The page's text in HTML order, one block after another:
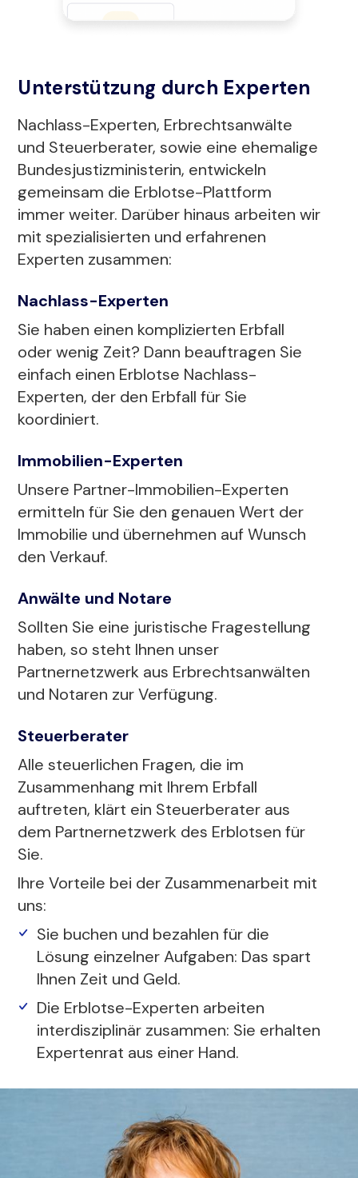
Unterstützung durch Experten
Nachlass-Experten, Erbrechtsanwälte
und Steuerberater, sowie eine ehemalige
Bundesjustizministerin, entwickeln
gemeinsam die Erblotse-Plattform
immer weiter. Darüber hinaus arbeiten wir
mit spezialisierten und erfahrenen
Experten zusammen:
Nachlass-Experten
Sie haben einen komplizierten Erbfall
oder wenig Zeit? Dann beauftragen Sie
einfach einen Erblotse Nachlass-
Experten, der den Erbfall für Sie
koordiniert.
Immobilien-Experten
Unsere Partner-Immobilien-Experten
ermitteln für Sie den genauen Wert der
Immobilie und übernehmen auf Wunsch
den Verkauf.
Anwälte und Notare
Sollten Sie eine juristische Fragestellung
haben, so steht Ihnen unser
Partnernetzwerk aus Erbrechtsanwälten
und Notaren zur Verfügung.
Steuerberater
Alle steuerlichen Fragen, die im
Zusammenhang mit Ihrem Erbfall
auftreten, klärt ein Steuerberater aus
dem Partnernetzwerk des Erblotsen für
Sie.
Ihre Vorteile bei der Zusammenarbeit mit
uns:
Sie buchen und bezahlen für die
Lösung einzelner Aufgaben: Das spart
Ihnen Zeit und Geld.
Die Erblotse-Experten arbeiten
interdisziplinär zusammen: Sie erhalten
Expertenrat aus einer Hand.